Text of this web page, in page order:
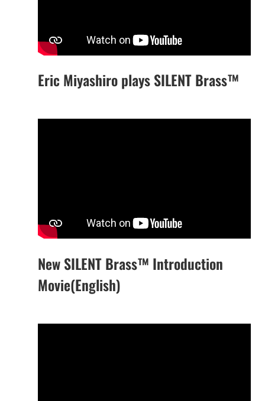
Eric Miyashiro plays SILENT Brass™
New SILENT Brass™ Introduction
Movie(English)